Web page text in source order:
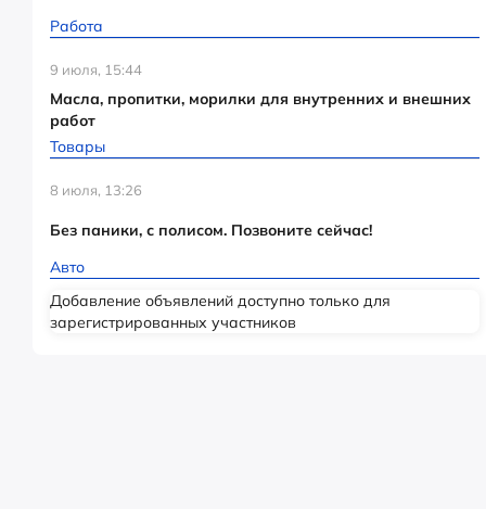
Работа
9 июля, 15:44
Масла, пропитки, морилки для внутренних и внешних
работ
Товары
8 июля, 13:26
Без паники, с полисом. Позвоните сейчас!
Авто
Добавление объявлений доступно только для
зарегистрированных участников